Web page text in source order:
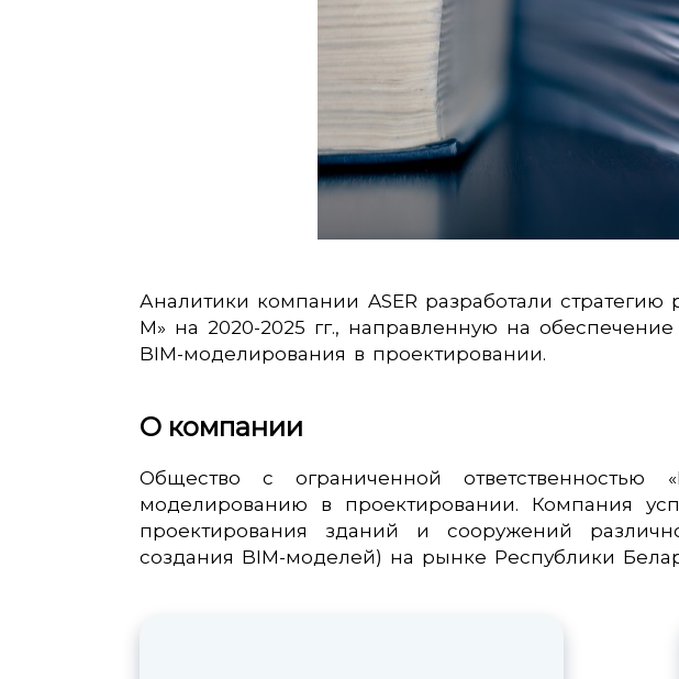
Аналитики компании ASER разработали
М» на 2020-2025 гг., направленную на
BIM-моделирования в проектировании.
О компании
Общество с ограниченной ответственностью
моделированию в проектировании. Компания
проектирования зданий и сооружений
создания BIM-моделей) на рынке Республики